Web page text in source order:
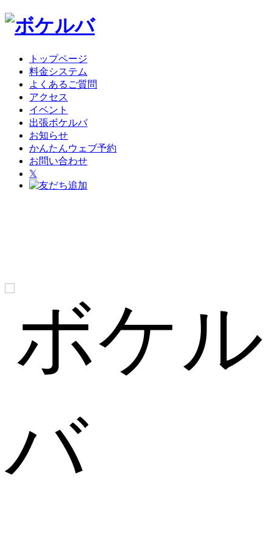
トップページ
料金システム
よくあるご質問
アクセス
イベント
出張ボケルバ
お知らせ
かんたんウェブ予約
お問い合わせ
𝕏